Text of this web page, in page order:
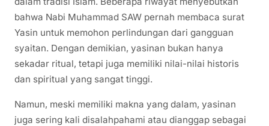
bahwa Nabi Muhammad SAW pernah membaca surat
Yasin untuk memohon perlindungan dari gangguan
syaitan. Dengan demikian, yasinan bukan hanya
sekadar ritual, tetapi juga memiliki nilai-nilai historis
dan spiritual yang sangat tinggi.
Namun, meski memiliki makna yang dalam, yasinan
juga sering kali disalahpahami atau dianggap sebagai